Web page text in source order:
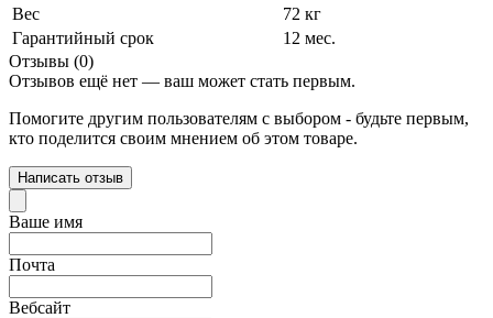
Вес
72 кг
Гарантийный срок
12 мес.
Отзывы (0)
Отзывов ещё нет — ваш может стать первым.
Помогите другим пользователям с выбором - будьте первым,
кто поделится своим мнением об этом товаре.
Написать отзыв
Ваше имя
Почта
Вебсайт